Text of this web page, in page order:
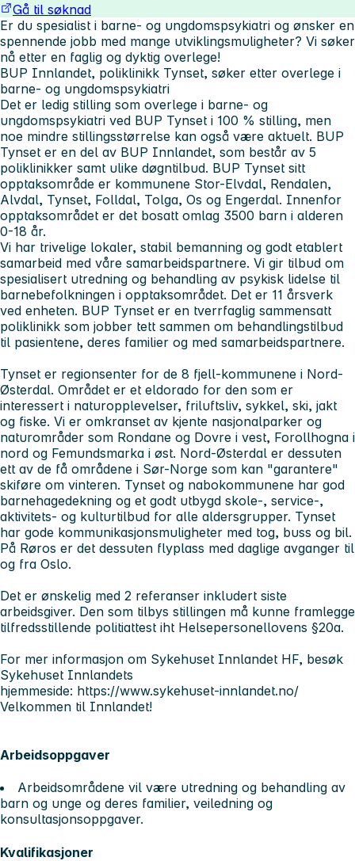
Gå til søknad
Er du spesialist i barne- og ungdomspsykiatri og ønsker en
spennende jobb med mange utviklingsmuligheter? Vi søker
nå etter en faglig og dyktig overlege!
BUP Innlandet, poliklinikk Tynset, søker etter overlege i
barne- og ungdomspsykiatri
Det er ledig stilling som overlege i barne- og
ungdomspsykiatri ved BUP Tynset i 100 % stilling, men
noe mindre stillingsstørrelse kan også være aktuelt. BUP
Tynset er en del av BUP Innlandet, som består av 5
poliklinikker samt ulike døgntilbud. BUP Tynset sitt
opptaksområde er kommunene Stor-Elvdal, Rendalen,
Alvdal, Tynset, Folldal, Tolga, Os og Engerdal. Innenfor
opptaksområdet er det bosatt omlag 3500 barn i alderen
0-18 år.
Vi har trivelige lokaler, stabil bemanning og godt etablert
samarbeid med våre samarbeidspartnere. Vi gir tilbud om
spesialisert utredning og behandling av psykisk lidelse til
barnebefolkningen i opptaksområdet. Det er 11 årsverk
ved enheten. BUP Tynset er en tverrfaglig sammensatt
poliklinikk som jobber tett sammen om behandlingstilbud
til pasientene, deres familier og med samarbeidspartnere.
Tynset er regionsenter for de 8 fjell-kommunene i Nord-
Østerdal. Området er et eldorado for den som er
interessert i naturopplevelser, friluftsliv, sykkel, ski, jakt
og fiske. Vi er omkranset av kjente nasjonalparker og
naturområder som Rondane og Dovre i vest, Forollhogna i
nord og Femundsmarka i øst. Nord-Østerdal er dessuten
ett av de få områdene i Sør-Norge som kan "garantere"
skiføre om vinteren. Tynset og nabokommunene har god
barnehagedekning og et godt utbygd skole-, service-,
aktivitets- og kulturtilbud for alle aldersgrupper. Tynset
har gode kommunikasjonsmuligheter med tog, buss og bil.
På Røros er det dessuten flyplass med daglige avganger til
og fra Oslo.
Det er ønskelig med 2 referanser inkludert siste
arbeidsgiver. Den som tilbys stillingen må kunne framlegge
tilfredsstillende politiattest iht Helsepersonellovens §20a.
For mer informasjon om Sykehuset Innlandet HF, besøk
Sykehuset Innlandets
hjemmeside: https://www.sykehuset-innlandet.no/
Velkommen til Innlandet!
Arbeidsoppgaver
Arbeidsområdene vil være utredning og behandling av
barn og unge og deres familier, veiledning og
konsultasjonsoppgaver.
Kvalifikasjoner